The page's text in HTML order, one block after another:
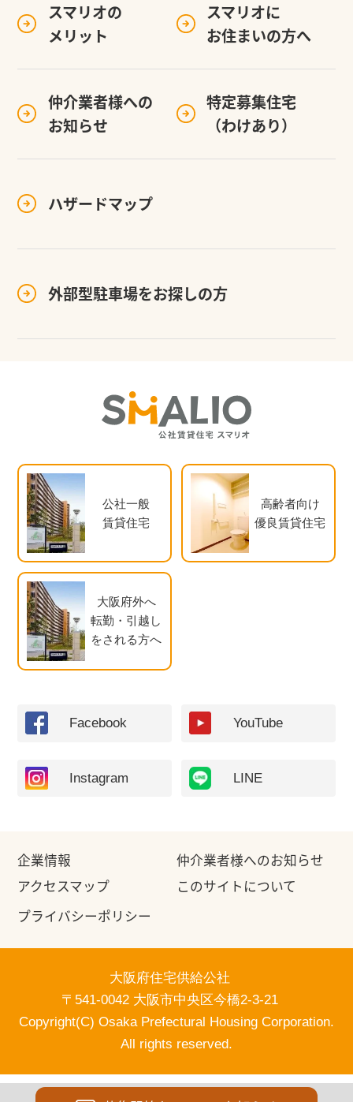
スマリオの
メリット
スマリオに
お住まいの方へ
仲介業者様への
お知らせ
特定募集住宅
（わけあり）
ハザードマップ
外部型駐車場をお探しの方
公社一般
賃貸住宅
高齢者向け
優良賃貸住宅
大阪府外へ
転勤・引越し
をされる方へ
Facebook YouTube
Instagram LINE
企業情報
仲介業者様へのお知らせ
アクセスマップ
このサイトについて
プライバシーポリシー
大阪府住宅供給公社
〒541-0042 大阪市中央区今橋2-3-21
Copyright(C) Osaka Prefectural Housing Corporation.
All rights reserved.